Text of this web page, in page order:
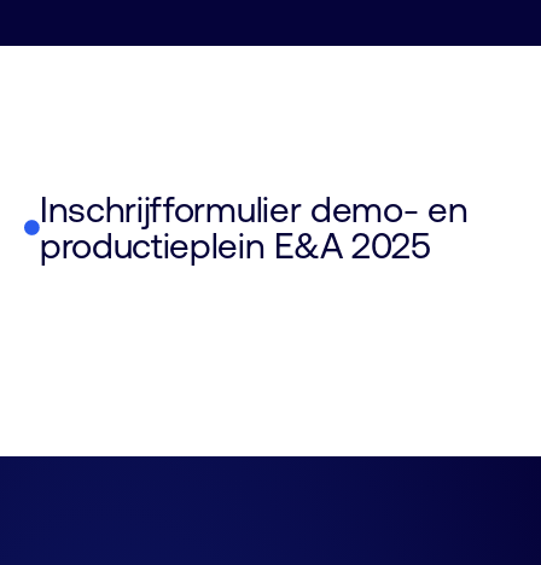
Inschrijfformulier demo- en
productieplein E&A 2025